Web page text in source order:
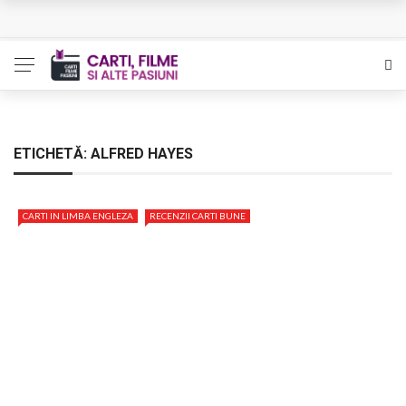
The Man Who Sold Air in the Holy Land – Generatia care
Queer – Un Burroughs sentimental
Luati-ma drept un vis. Povestiri in K. minor – Dor de Kafka
ETICHETĂ: ALFRED HAYES
CARTI IN LIMBA ENGLEZA RECENZII CARTI BUNE